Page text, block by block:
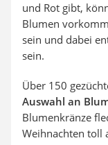
und Rot gibt,
Blumen
sein und dabei
sein.
Über 150
Auswahl an
Blumenkränze
Weihnachten toll